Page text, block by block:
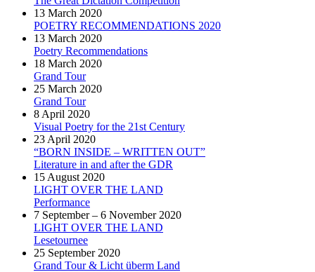
13 March 2020
POETRY RECOMMENDATIONS 2020
13 March 2020
Poetry Recommendations
18 March 2020
Grand Tour
25 March 2020
Grand Tour
8 April 2020
Visual Poetry for the 21st Century
23 April 2020
“BORN INSIDE – WRITTEN OUT”
Literature in and after the GDR
15 August 2020
LIGHT OVER THE LAND
Performance
7 September – 6 November 2020
LIGHT OVER THE LAND
Lesetournee
25 September 2020
Grand Tour & Licht überm Land